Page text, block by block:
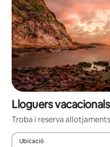
Lloguers
Troba i reserva
Ubicació